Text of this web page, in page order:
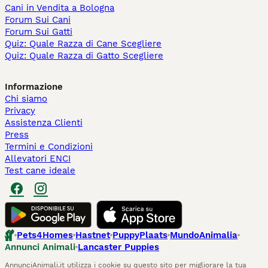
Cani in Vendita a Bologna
Forum Sui Cani
Forum Sui Gatti
Quiz: Quale Razza di Cane Scegliere
Quiz: Quale Razza di Gatto Scegliere
Informazione
Chi siamo
Privacy
Assistenza Clienti
Press
Termini e Condizioni
Allevatori ENCI
Test cane ideale
Pets4Homes Hastnet PuppyPlaats MundoAnimalia
Annunci Animali Lancaster Puppies
AnnunciAnimali.it utilizza i cookie su questo sito per migliorare la tua